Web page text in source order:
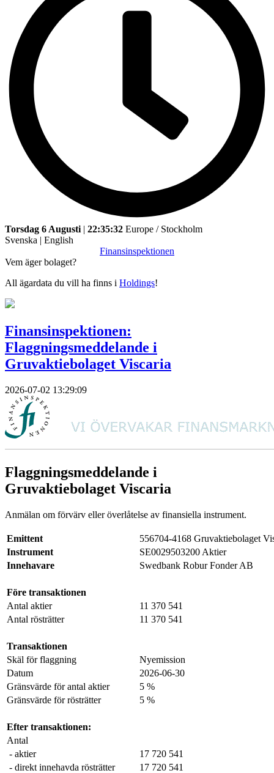
Torsdag 6 Augusti | 22:35:32 Europe / Stockholm
Svenska | English
Finansinspektionen
Vem äger bolaget?
All ägardata du vill ha finns i Holdings!
Finansinspektionen:
Flaggningsmeddelande i
Gruvaktiebolaget Viscaria
2026-07-02 13:29:09
Flaggningsmeddelande i
Gruvaktiebolaget Viscaria
Anmälan om förvärv eller överlåtelse av finansiella instrument.
Emittent
556704-4168 Gruvaktiebolaget
Instrument
SE0029503200 Aktier
Innehavare
Swedbank Robur Fonder AB
Före transaktionen
Antal aktier
11 370 541
Antal rösträtter
11 370 541
Transaktionen
Skäl för flaggning
Nyemission
Datum
2026-06-30
Gränsvärde för antal aktier
5 %
Gränsvärde för rösträtter
5 %
Efter transaktionen:
Antal
- aktier
17 720 541
- direkt innehavda rösträtter
17 720 541